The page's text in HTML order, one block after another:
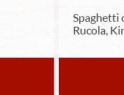
Spaghetti
Rucola,